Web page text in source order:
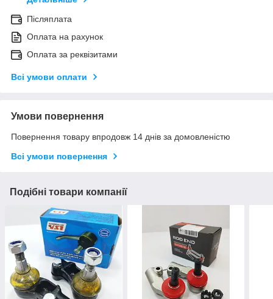
Післяплата
Оплата на рахунок
Оплата за реквізитами
Всі умови оплати
Умови повернення
Повернення товару впродовж 14 днів за домовленістю
Всі умови повернення
Подібні товари компанії